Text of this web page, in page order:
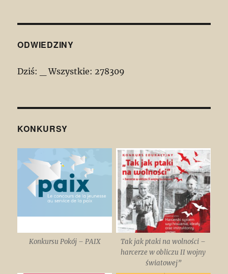
ODWIEDZINY
Dziś: Wszystkie: 278309
KONKURSY
Konkursu Pokój – PAIX
Tak jak ptaki na wolności –
harcerze w obliczu II wojny
światowej”